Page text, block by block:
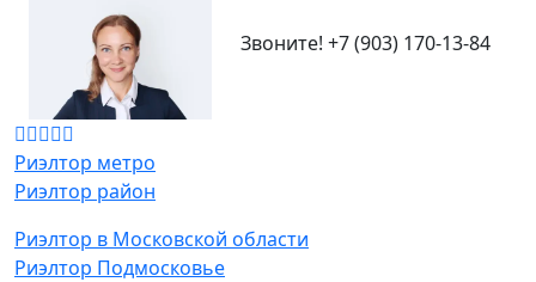
Звоните! +7 (903) 170-13-84
Риэлтор метро
Риэлтор район
Риэлтор в Московской области
Риэлтор Подмосковье